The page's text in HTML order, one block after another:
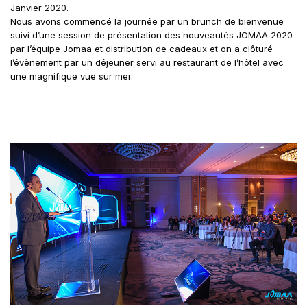
Janvier 2020.
Nous avons commencé la journée par un brunch de bienvenue
suivi d’une session de présentation des nouveautés JOMAA 2020
par l’équipe Jomaa et distribution de cadeaux et on a clôturé
l’évènement par un déjeuner servi au restaurant de l’hôtel avec
une magnifique vue sur mer.